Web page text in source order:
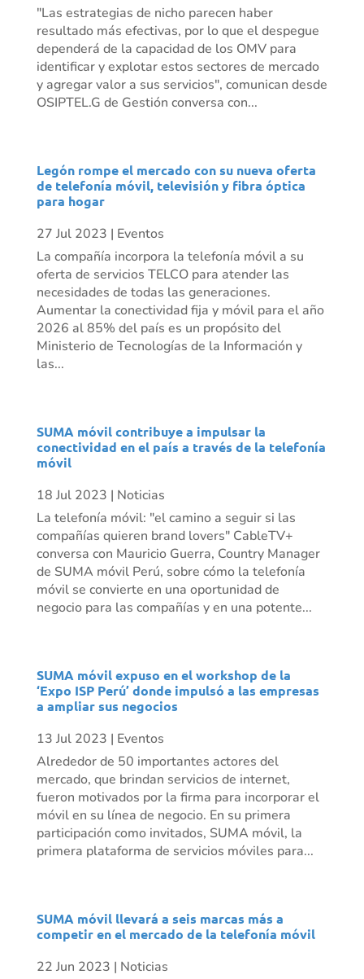
"Las estrategias de nicho parecen haber
resultado más efectivas, por lo que el despegue
dependerá de la capacidad de los OMV para
identificar y explotar estos sectores de mercado
y agregar valor a sus servicios", comunican desde
OSIPTEL.G de Gestión conversa con...
Legón rompe el mercado con su nueva oferta
de telefonía móvil, televisión y fibra óptica
para hogar
27 Jul 2023 | Eventos
La compañía incorpora la telefonía móvil a su
oferta de servicios TELCO para atender las
necesidades de todas las generaciones.
Aumentar la conectividad fija y móvil para el año
2026 al 85% del país es un propósito del
Ministerio de Tecnologías de la Información y
las...
SUMA móvil contribuye a impulsar la
conectividad en el país a través de la telefonía
móvil
18 Jul 2023 | Noticias
La telefonía móvil: "el camino a seguir si las
compañías quieren brand lovers" CableTV+
conversa con Mauricio Guerra, Country Manager
de SUMA móvil Perú, sobre cómo la telefonía
móvil se convierte en una oportunidad de
negocio para las compañías y en una potente...
SUMA móvil expuso en el workshop de la
‘Expo ISP Perú’ donde impulsó a las empresas
a ampliar sus negocios
13 Jul 2023 | Eventos
Alrededor de 50 importantes actores del
mercado, que brindan servicios de internet,
fueron motivados por la firma para incorporar el
móvil en su línea de negocio. En su primera
participación como invitados, SUMA móvil, la
primera plataforma de servicios móviles para...
SUMA móvil llevará a seis marcas más a
competir en el mercado de la telefonía móvil
22 Jun 2023 | Noticias